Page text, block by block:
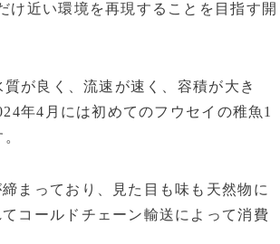
け近い環境を再現することを目指す開
が良く、流速が速く、容積が大き
年4月には初めてのフウセイの稚魚1
まっており、見た目も味も天然物に
コールドチェーン輸送によって消費